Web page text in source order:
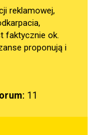
reklamowej,
faktycznie ok.
proponują i
11